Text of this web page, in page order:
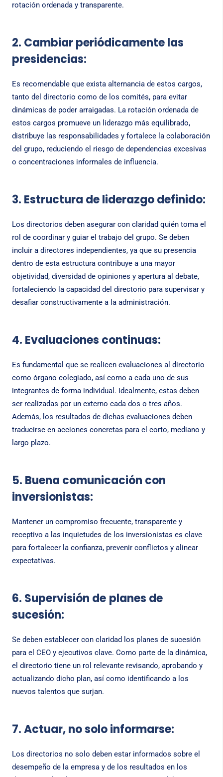
rotación ordenada y transparente.
2. Cambiar periódicamente las
presidencias:
Es recomendable que exista alternancia de estos cargos,
tanto del directorio como de los comités, para evitar
dinámicas de poder arraigadas. La rotación ordenada de
estos cargos promueve un liderazgo más equilibrado,
distribuye las responsabilidades y fortalece la colaboración
del grupo, reduciendo el riesgo de dependencias excesivas
o concentraciones informales de influencia.
3. Estructura de liderazgo definido:
Los directorios deben asegurar con claridad quién toma el
rol de coordinar y guiar el trabajo del grupo. Se deben
incluir a directores independientes, ya que su presencia
dentro de esta estructura contribuye a una mayor
objetividad, diversidad de opiniones y apertura al debate,
fortaleciendo la capacidad del directorio para supervisar y
desafiar constructivamente a la administración.
4. Evaluaciones continuas:
Es fundamental que se realicen evaluaciones al directorio
como órgano colegiado, así como a cada uno de sus
integrantes de forma individual. Idealmente, estas deben
ser realizadas por un externo cada dos o tres años.
Además, los resultados de dichas evaluaciones deben
traducirse en acciones concretas para el corto, mediano y
largo plazo.
5. Buena comunicación con
inversionistas:
Mantener un compromiso frecuente, transparente y
receptivo a las inquietudes de los inversionistas es clave
para fortalecer la confianza, prevenir conflictos y alinear
expectativas.
6. Supervisión de planes de
sucesión:
Se deben establecer con claridad los planes de sucesión
para el CEO y ejecutivos clave. Como parte de la dinámica,
el directorio tiene un rol relevante revisando, aprobando y
actualizando dicho plan, así como identificando a los
nuevos talentos que surjan.
7. Actuar, no solo informarse:
Los directorios no solo deben estar informados sobre el
desempeño de la empresa y de los resultados en los